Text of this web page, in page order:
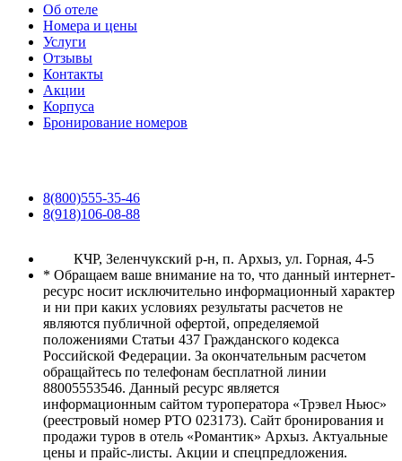
Об отеле
Номера и цены
Услуги
Отзывы
Контакты
Акции
Корпуса
Бронирование номеров
8(800)555-35-46
8(918)106-08-88
КЧР, Зеленчукский р-н, п. Архыз, ул. Горная, 4-5
* Обращаем ваше внимание на то, что данный интернет-
ресурс носит исключительно информационный характер
и ни при каких условиях результаты расчетов не
являются публичной офертой, определяемой
положениями Статьи 437 Гражданского кодекса
Российской Федерации. За окончательным расчетом
обращайтесь по телефонам бесплатной линии
88005553546. Данный ресурс является
информационным сайтом туроператора «Трэвел Ньюс»
(реестровый номер РТО 023173). Сайт бронирования и
продажи туров в отель «Романтик» Архыз. Актуальные
цены и прайс-листы. Акции и спецпредложения.